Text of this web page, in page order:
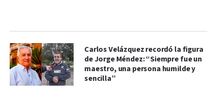
Carlos Velázquez recordó la figura
de Jorge Méndez: “Siempre fue un
maestro, una persona humilde y
sencilla”